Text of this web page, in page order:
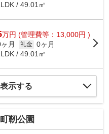
/ 49.01㎡
万円 (管理費等：13,000円 )
月 礼金 0ヶ月
/ 49.01㎡
示する
靭公園